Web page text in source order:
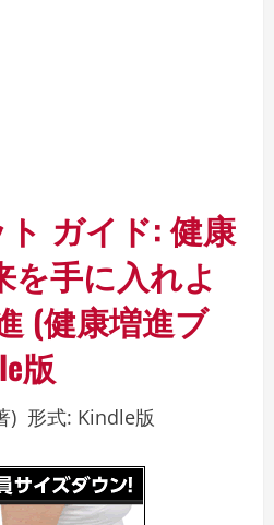
ガイド: 健康
を手に入れよ
(健康増進ブ
版
) 形式: Kindle版